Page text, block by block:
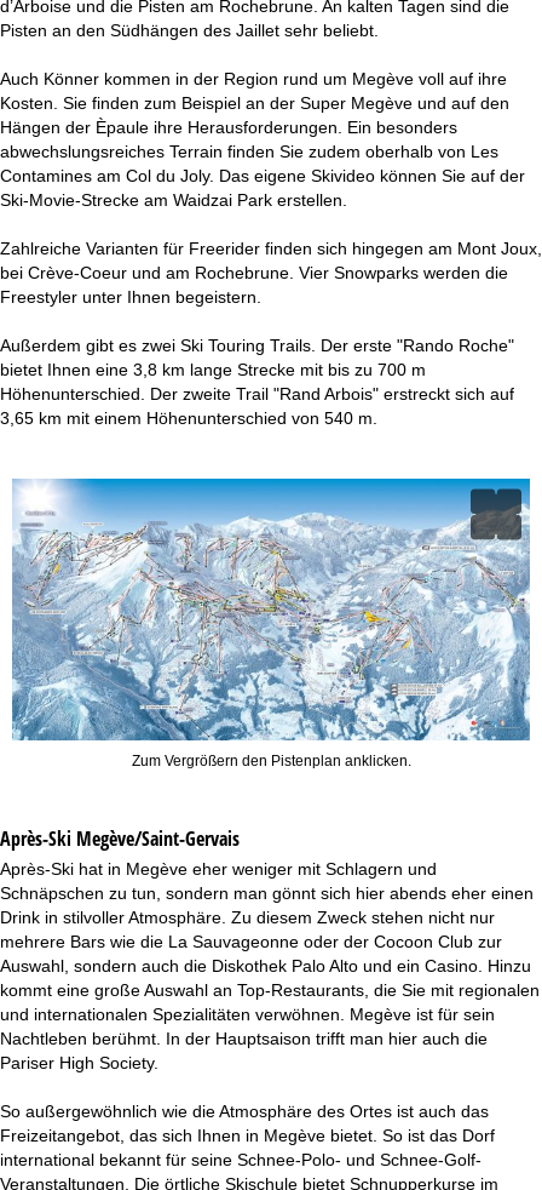
d’Arboise und die Pisten am Rochebrune. An kalten Tagen sind die
Pisten an den Südhängen des Jaillet sehr beliebt.
Auch Könner kommen in der Region rund um Megève voll auf ihre
Kosten. Sie finden zum Beispiel an der Super Megève und auf den
Hängen der Èpaule ihre Herausforderungen. Ein besonders
abwechslungsreiches Terrain finden Sie zudem oberhalb von Les
Contamines am Col du Joly. Das eigene Skivideo können Sie auf der
Ski-Movie-Strecke am Waidzai Park erstellen.
Zahlreiche Varianten für Freerider finden sich hingegen am Mont Joux,
bei Crève-Coeur und am Rochebrune. Vier Snowparks werden die
Freestyler unter Ihnen begeistern.
Außerdem gibt es zwei Ski Touring Trails. Der erste "Rando Roche"
bietet Ihnen eine 3,8 km lange Strecke mit bis zu 700 m
Höhenunterschied. Der zweite Trail "Rand Arbois" erstreckt sich auf
3,65 km mit einem Höhenunterschied von 540 m.
Zum Vergrößern den Pistenplan anklicken.
Après-Ski Megève/Saint-Gervais
Après-Ski hat in Megève eher weniger mit Schlagern und
Schnäpschen zu tun, sondern man gönnt sich hier abends eher einen
Drink in stilvoller Atmosphäre. Zu diesem Zweck stehen nicht nur
mehrere Bars wie die La Sauvageonne oder der Cocoon Club zur
Auswahl, sondern auch die Diskothek Palo Alto und ein Casino. Hinzu
kommt eine große Auswahl an Top-Restaurants, die Sie mit regionalen
und internationalen Spezialitäten verwöhnen. Megève ist für sein
Nachtleben berühmt. In der Hauptsaison trifft man hier auch die
Pariser High Society.
So außergewöhnlich wie die Atmosphäre des Ortes ist auch das
Freizeitangebot, das sich Ihnen in Megève bietet. So ist das Dorf
international bekannt für seine Schnee-Polo- und Schnee-Golf-
Veranstaltungen. Die örtliche Skischule bietet Schnupperkurse im